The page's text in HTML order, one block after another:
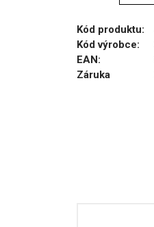
Kód produktu:
Kód výrobce:
EAN:
Záruka